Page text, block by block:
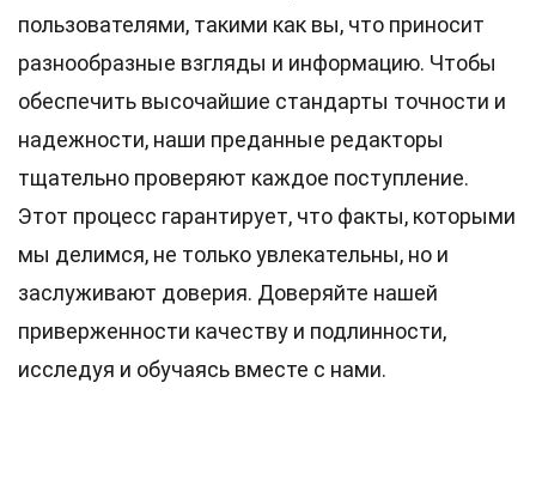
пользователями, такими как вы, что приносит
разнообразные взгляды и информацию. Чтобы
обеспечить высочайшие стандарты точности и
надежности, наши преданные редакторы
тщательно проверяют каждое поступление.
Этот процесс гарантирует, что факты, которыми
мы делимся, не только увлекательны, но и
заслуживают доверия. Доверяйте нашей
приверженности качеству и подлинности,
исследуя и обучаясь вместе с нами.